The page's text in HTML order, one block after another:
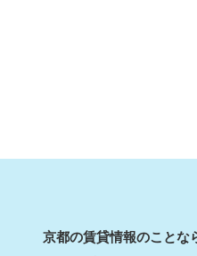
京都の賃貸情報のことな